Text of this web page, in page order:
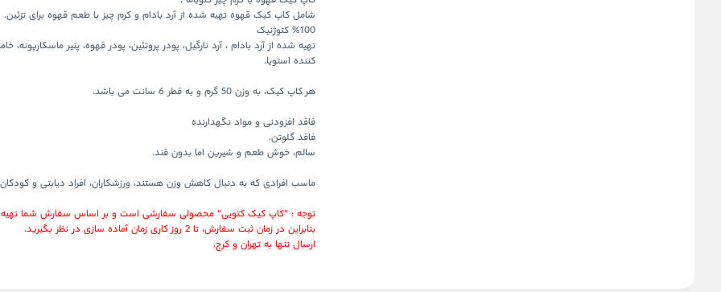
شامل کاپ کیک قهوه تهیه شده از آرد بادام و کرم چیز با طعم قهوه برای تزئین.
%100 کتوژنیک
تهیه شده ازآرد بادام ، آرد نارگیل،پودر پروتئین، پودر قهوه،پنیر ماسکارپونه،
کننده استویا.
هر کاپ کیک، به وزن 50 گرم و بهقطر 6 سانت
می باشد.
فاقد افزودنی و مواد نگهدارنده
فاقد گلوتن.
سالم، خوش طعم و شیرین اما بدون قند.
ماسب افرادی که به دنبال کاهش وزن هستند، ورزشکاران، افراد دیابتی و
توجه : “کاپ کیک کتویی” محصولی سفارشی است و بر اساس سفارش شما
بنابراین در زمان ثبت سفارش، تا2 روز
کاری زمان آماده سازی در نظر بگیرید.
ارسال تنها به تهران و کرج.